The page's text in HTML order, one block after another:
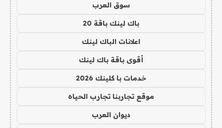
سوق العرب
باك لينك باقة 20
اعلانات الباك لينك
أقوى باقة باك لينك
خدمات با كلينك 2026
موقع تجاربنا تجارب الحياه
ديوان العرب